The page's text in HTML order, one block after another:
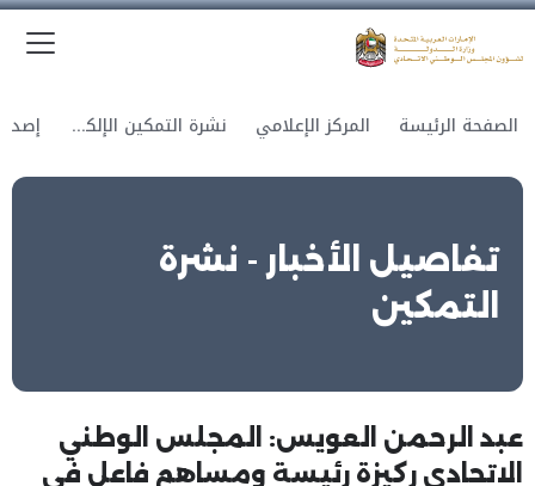
الصفحة الرئيسة المركز الإعلامي نشرة التمكين الإلكترونية
تفاصيل الأخبار - نشرة
التمكين
عبد الرحمن العويس: المجلس الوطني
الاتحادي ركيزة رئيسة ومساهم فاعل في